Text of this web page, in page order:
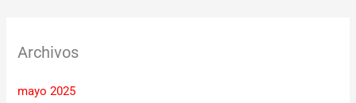
Archivos
mayo 2025